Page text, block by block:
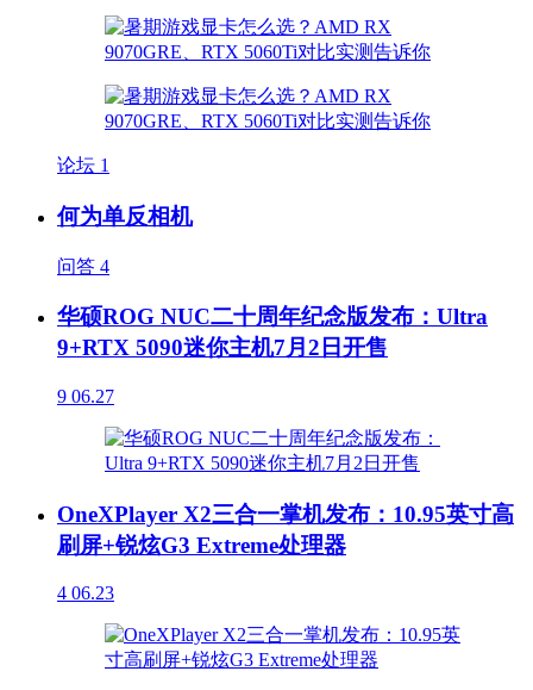
论坛 1
何为单反相机
问答 4
华硕ROG NUC二十周年纪念版发布：Ultra
9+RTX 5090迷你主机7月2日开售
9 06.27
OneXPlayer X2三合一掌机发布：10.95英寸高
刷屏+锐炫G3 Extreme处理器
4 06.23